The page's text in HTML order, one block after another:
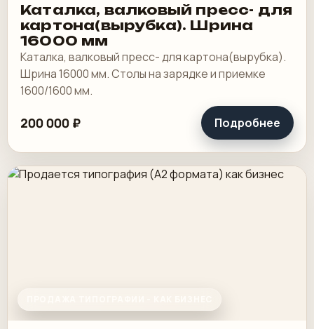
Каталка, валковый пресс- для
картона(вырубка). Шрина
16000 мм
Каталка, валковый пресс- для картона(вырубка).
Шрина 16000 мм. Столы на зарядке и приемке
1600/1600 мм.
200 000 ₽ Подробнее